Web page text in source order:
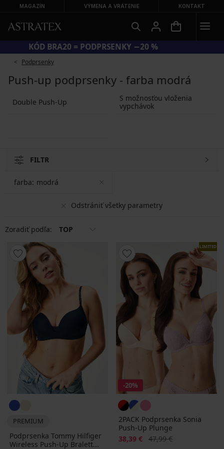
MAGAZÍN VÝMENA A VRÁTENIE KONTAKT
KÓD BRA20 = PODPRSENKY −20 %
Podprsenky
Push-up podprsenky - farba modrá
Double Push-Up
S možnosťou vloženia
vypchávok
FILTR
Odstrániť všetky parametry
farba: modrá
Zoradiť podľa: TOP
PREMIUM
Podprsenka Tommy Hilfiger
Wireless Push-Up Bralett...
LIMITED
-20%
2PACK Podprsenka Sonia
Push-Up Plunge
Zľava
38,39 € Pôvodná cena
47,99 €